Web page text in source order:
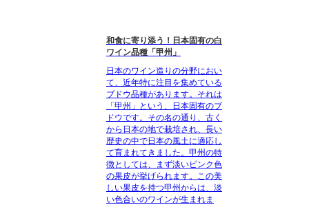
和食に寄り添う！日本固有の白
ワイン品種「甲州」
日本のワイン造りの分野におい
て、近年特に注目を集めている
ブドウ品種があります。それは
「甲州」という、日本固有のブ
ドウです。その名の通り、古く
から日本の地で栽培され、長い
歴史の中で日本の風土に適応し
て育まれてきました。甲州の特
徴としては、まず淡いピンク色
の果皮が挙げられます。この美
しい果皮を持つ甲州からは、淡
い色合いのワインが生まれま